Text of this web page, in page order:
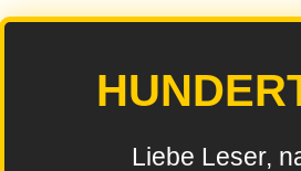
Liebe Leser,